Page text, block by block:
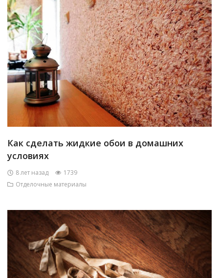
Как сделать жидкие обои в домашних
условиях
8 лет назад
1739
Отделочные материалы